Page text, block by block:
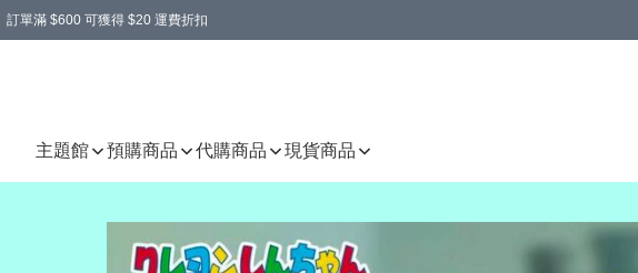
訂單滿 $600 可獲得 $20 運費折扣
主題館 預購商品 代購商品 現貨商品